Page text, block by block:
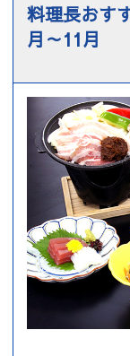
料理長おす
月～11月